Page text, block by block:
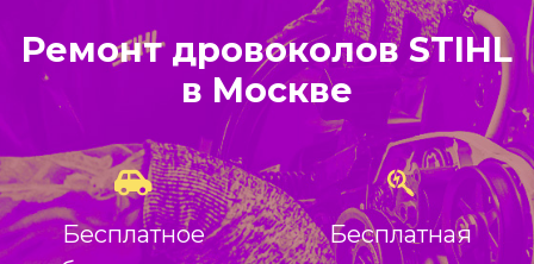
Ремонт дровоколов STIHL
в Москве
Бесплатное
Бесплатная